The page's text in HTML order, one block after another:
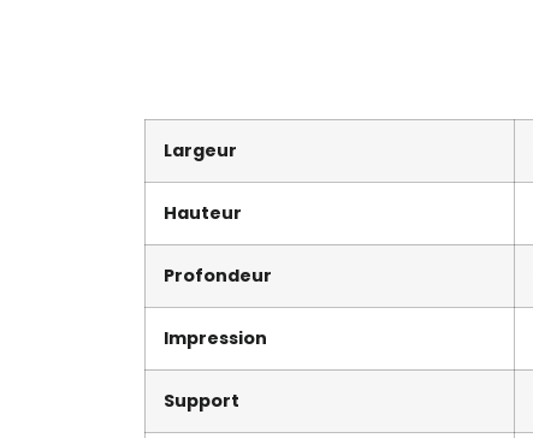
Largeur
Hauteur
Profondeur
Impression
Support